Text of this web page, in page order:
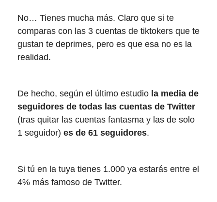
No… Tienes mucha más. Claro que si te
comparas con las 3 cuentas de tiktokers que te
gustan te deprimes, pero es que esa no es la
realidad.
De hecho, según el último estudio la media de
seguidores de todas las cuentas de Twitter
(tras quitar las cuentas fantasma y las de solo
1 seguidor) es de 61 seguidores.
Si tú en la tuya tienes 1.000 ya estarás entre el
4% más famoso de Twitter.